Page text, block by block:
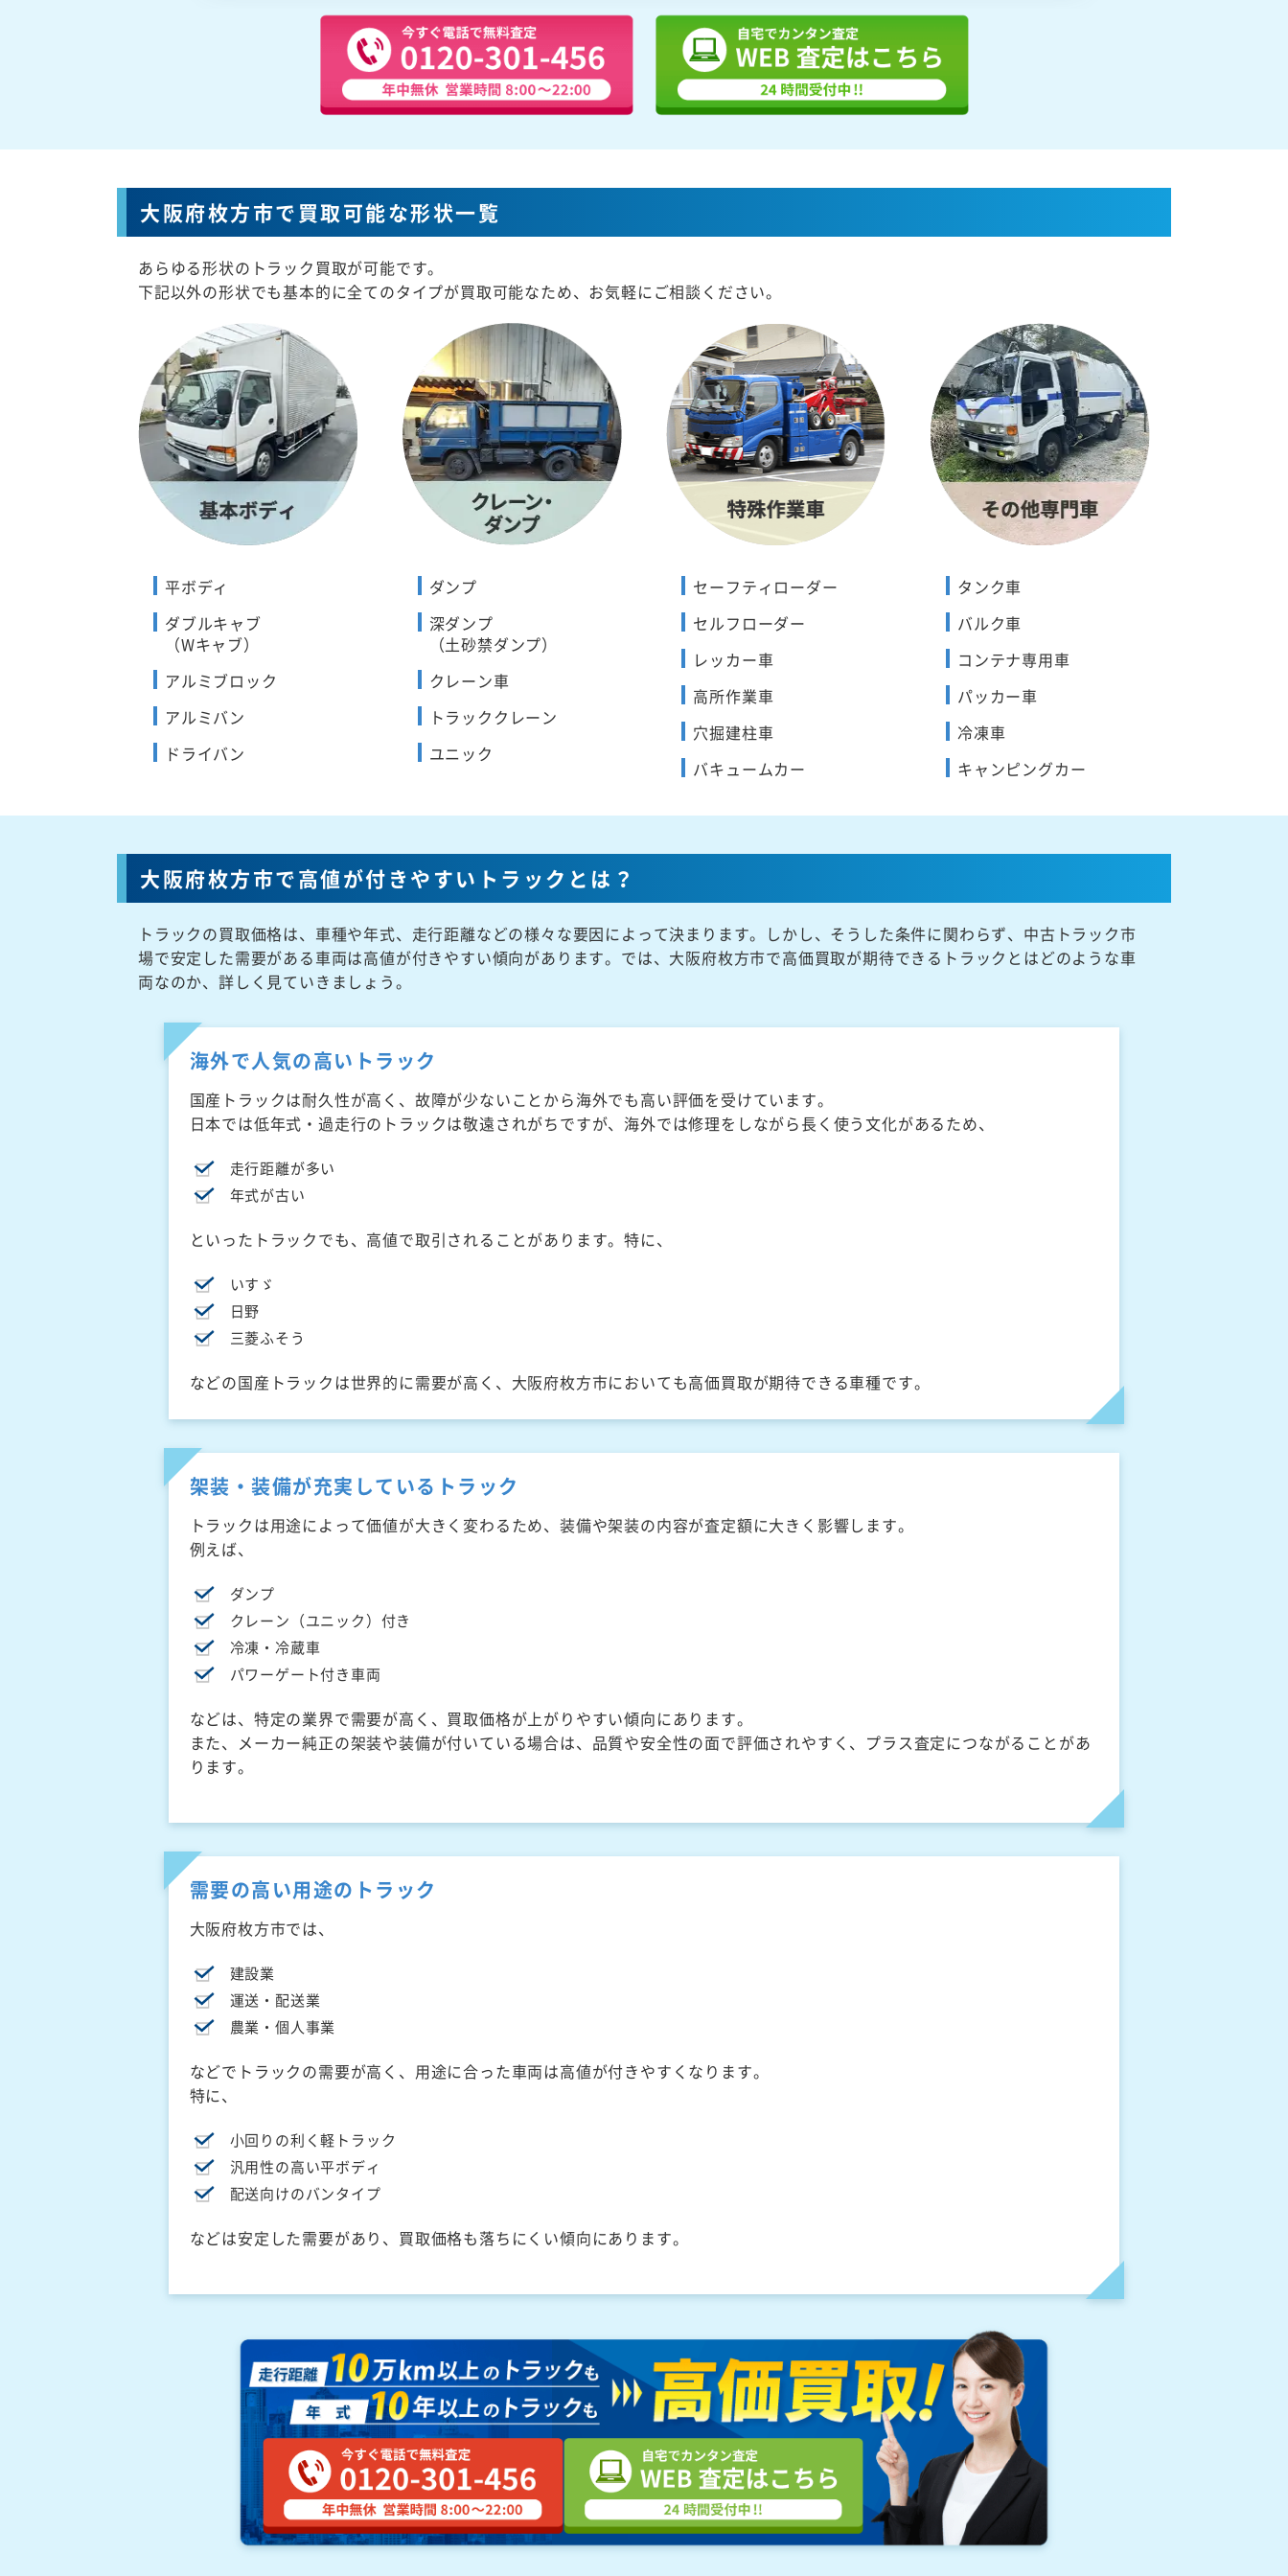
大阪府枚方市で買取可能な形状一覧
あらゆる形状のトラック買取が可能です。
下記以外の形状でも基本的に全てのタイプが買取可能なため、お気軽にご相談ください。
平ボディ
ダブルキャブ
（Wキャブ）
アルミブロック
アルミバン
ドライバン
ダンプ
深ダンプ
（土砂禁ダンプ）
クレーン車
トラッククレーン
ユニック
セーフティローダー
セルフローダー
レッカー車
高所作業車
穴掘建柱車
バキュームカー
タンク車
バルク車
コンテナ専用車
パッカー車
冷凍車
キャンピングカー
大阪府枚方市で高値が付きやすいトラックとは？
トラックの買取価格は、車種や年式、走行距離などの様々な要因によって決まります。しかし、そうした条件に関わらず、中古トラック市
場で安定した需要がある車両は高値が付きやすい傾向があります。では、大阪府枚方市で高価買取が期待できるトラックとはどのような車
両なのか、詳しく見ていきましょう。
海外で人気の高いトラック
国産トラックは耐久性が高く、故障が少ないことから海外でも高い評価を受けています。
日本では低年式・過走行のトラックは敬遠されがちですが、海外では修理をしながら長く使う文化があるため、
走行距離が多い
年式が古い
といったトラックでも、高値で取引されることがあります。特に、
いすゞ
日野
三菱ふそう
などの国産トラックは世界的に需要が高く、大阪府枚方市においても高価買取が期待できる車種です。
架装・装備が充実しているトラック
トラックは用途によって価値が大きく変わるため、装備や架装の内容が査定額に大きく影響します。
例えば、
ダンプ
クレーン（ユニック）付き
冷凍・冷蔵車
パワーゲート付き車両
などは、特定の業界で需要が高く、買取価格が上がりやすい傾向にあります。
また、メーカー純正の架装や装備が付いている場合は、品質や安全性の面で評価されやすく、プラス査定につながることがあ
ります。
需要の高い用途のトラック
大阪府枚方市では、
建設業
運送・配送業
農業・個人事業
などでトラックの需要が高く、用途に合った車両は高値が付きやすくなります。
特に、
小回りの利く軽トラック
汎用性の高い平ボディ
配送向けのバンタイプ
などは安定した需要があり、買取価格も落ちにくい傾向にあります。